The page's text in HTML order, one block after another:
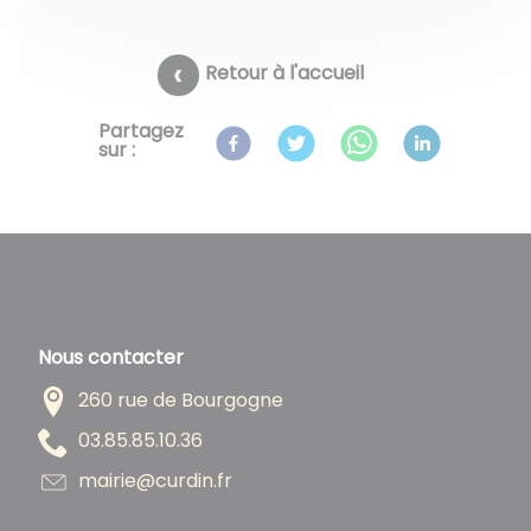
Retour à l'accueil
Partagez
sur :
Nous contacter
260 rue de Bourgogne
63.01.58.58.30
rf.nidruc@eiriam